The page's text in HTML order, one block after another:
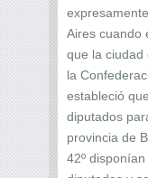
Aires cuando
que la ciudad
la
estableció
diputados
provincia de
42º